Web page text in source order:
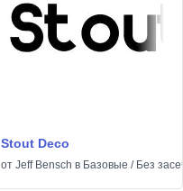
Stout Deco
от Jeff Bensch в Базовые / Без